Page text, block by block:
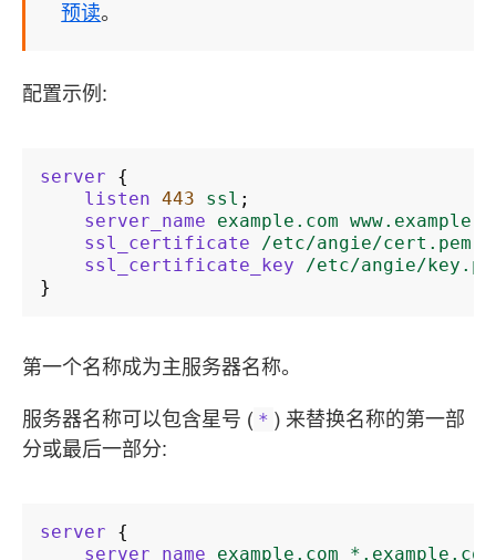
预读。
配置示例:
server
{
listen 443 ssl ;
server_name
example.com
ssl_certificate
/etc/angie/cert.pem
ssl_certificate_key
/etc/angie/
}
第一个名称成为主服务器名称。
服务器名称可以包含星号 ( * ) 来替换名称的第一部
分或最后一部分:
server
{
server_name
example.com *.example.com